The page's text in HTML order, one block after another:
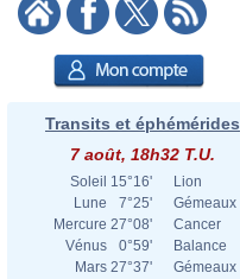
Transits et éphémérides
7 août, 18h32 T.U.
Soleil 15°16'
Lion
Lune
7°25'
Gémeaux
Mercure 27°08'
Cancer
Vénus
0°59'
Balance
Mars 27°37'
Gémeaux